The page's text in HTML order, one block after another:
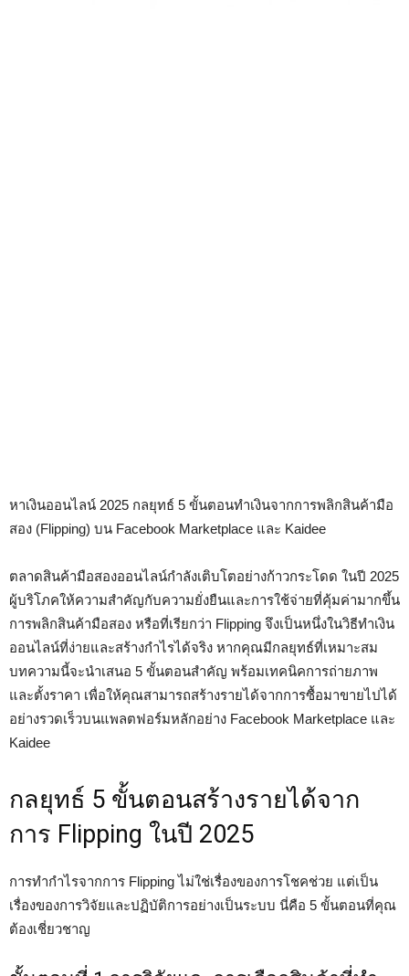
หาเงินออนไลน์ 2025 กลยุทธ์ 5 ขั้นตอนทำเงินจากการพลิกสินค้ามือ
สอง (Flipping) บน Facebook Marketplace และ Kaidee
ตลาดสินค้ามือสองออนไลน์กำลังเติบโตอย่างก้าวกระโดด ในปี 2025
ผู้บริโภคให้ความสำคัญกับความยั่งยืนและการใช้จ่ายที่คุ้มค่ามากขึ้น
การพลิกสินค้ามือสอง หรือที่เรียกว่า Flipping จึงเป็นหนึ่งในวิธีทำเงิน
ออนไลน์ที่ง่ายและสร้างกำไรได้จริง หากคุณมีกลยุทธ์ที่เหมาะสม
บทความนี้จะนำเสนอ 5 ขั้นตอนสำคัญ พร้อมเทคนิคการถ่ายภาพ
และตั้งราคา เพื่อให้คุณสามารถสร้างรายได้จากการซื้อมาขายไปได้
อย่างรวดเร็วบนแพลตฟอร์มหลักอย่าง Facebook Marketplace และ
Kaidee
กลยุทธ์ 5 ขั้นตอนสร้างรายได้จาก
การ Flipping ในปี 2025
การทำกำไรจากการ Flipping ไม่ใช่เรื่องของการโชคช่วย แต่เป็น
เรื่องของการวิจัยและปฏิบัติการอย่างเป็นระบบ นี่คือ 5 ขั้นตอนที่คุณ
ต้องเชี่ยวชาญ